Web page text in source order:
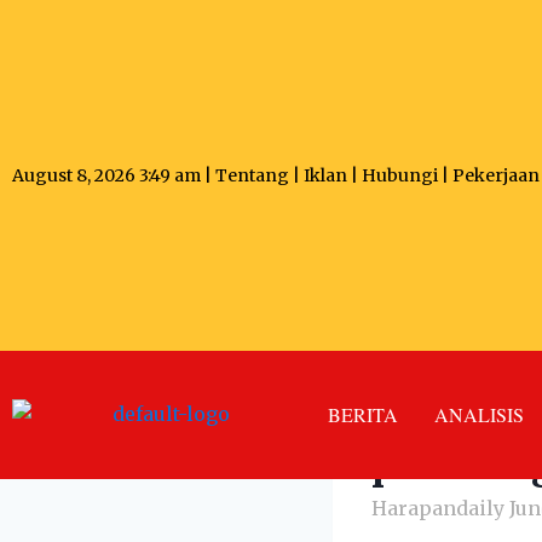
August 8, 2026 3:49 am | Tentang Iklan Hubungi Pekerjaan
BERITA ANALISIS
Video :
Harapandaily